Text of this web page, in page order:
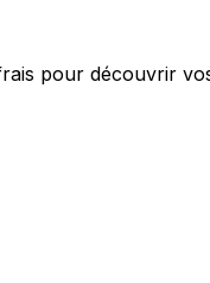
pour découvrir